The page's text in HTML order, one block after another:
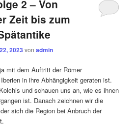
2 – Von
Zeit bis zum
2023 vonadmin
mit dem Auftritt der Römer
in ihre Abhängigkeit geraten ist.
und schauen uns an, wie es ihnen
ist. Danach zeichnen wir die
sich die Region bei Anbruch der